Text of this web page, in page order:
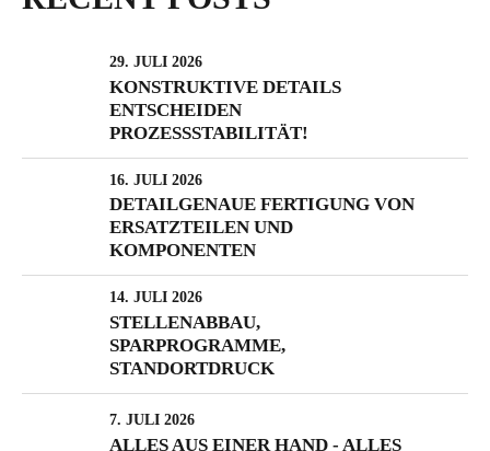
29. JULI 2026
KONSTRUKTIVE DETAILS
ENTSCHEIDEN
PROZESSSTABILITÄT!
16. JULI 2026
DETAILGENAUE FERTIGUNG VON
ERSATZTEILEN UND
KOMPONENTEN
14. JULI 2026
STELLENABBAU,
SPARPROGRAMME,
STANDORTDRUCK
7. JULI 2026
ALLES AUS EINER HAND - ALLES